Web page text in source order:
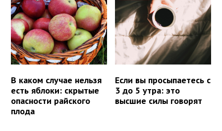
В каком случае нельзя
есть яблоки: скрытые
опасности райского
плода
Если вы просыпаетесь с
3 до 5 утра: это
высшие силы говорят